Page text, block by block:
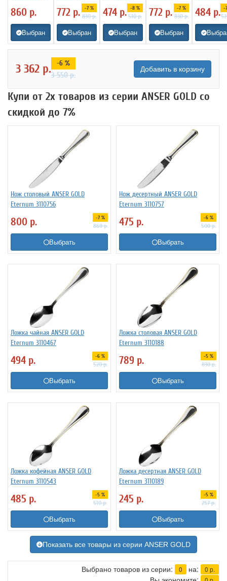
3110756
860 р.
Выбран
ANSER GOLD
Eternum
3110854
772 р. -7 %
830р.
Выбран
ANSER GOLD
Eternum
3110543
474 р. -8 %
510р.
Выбран
ANSER GOLD
Eternum
3110188
772 р. -7 %
830р.
Выбран
3110467
484 р. -
3 362 р. -6 %
3 550р.
Добавить в корзину
Купи от 2х товаров из серии ANSER GOLD со
скидкой до 7%
Нож столовый ANSER GOLD
Eternum 3110756
800 р. -7 %
860р.
Выбрать
Нож десертный ANSER GOLD
Eternum 3110757
475 р. -6 %
500р.
Выбрать
Ложка чайная ANSER GOLD
Eternum 3110467
494 р. -6 %
520р.
Выбрать
Ложка столовая ANSER GOLD
Eternum 3110188
789 р. -5 %
830р.
Выбрать
Ложка кофейная ANSER GOLD
Eternum 3110543
485 р. -5 %
510р.
Выбрать
Ложка десертная ANSER GOLD
Eternum 3110189
245 р. -5 %
257р.
Выбрать
Показать все товары из серии ANSER GOLD
Выбрано товаров из серии: 0 на: 0 р.